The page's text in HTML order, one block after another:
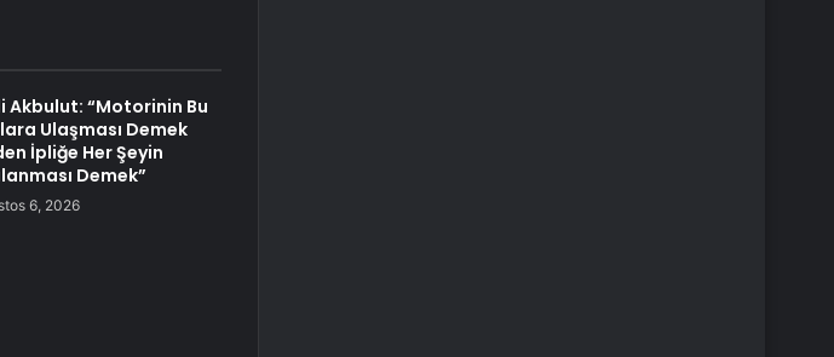
Akbulut: “Motorinin Bu
Ulaşması Demek
İpliğe Her Şeyin
Demek”
6, 2026